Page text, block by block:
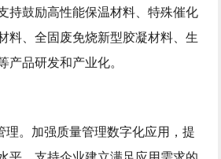
持鼓励高性能保温材料、特殊催化
料、全固废免烧新型胶凝材料、生
产品研发和产业化。
理。加强质量管理数字化应用，提